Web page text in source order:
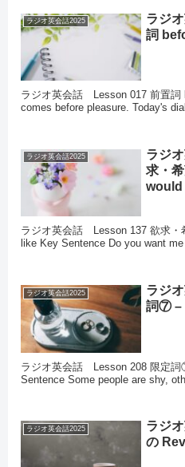
ラジオ英会話2025
ラジ
詞
ラジオ英会話 Lesson 017 前置詞
comes before pleasure. Today's
ラジオ英会話2025
ラジ
求・
would
ラジオ英会話 Lesson 137 欲求・
like Key Sentence Do you want
ラジオ英会話2025
ラジ
詞⑦ –
ラジオ英会話 Lesson 208 限定
Sentence Some people are shy,
ラジオ英会話2025
ラジ
の